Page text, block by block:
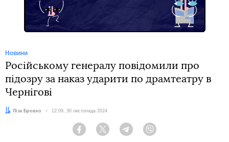
Новини
Російському генералу повідомили про
підозру за наказ ударити по драмтеатру в
Чернігові
Автор:
Ліза Бровко Дата:
12:09, 30 листопада 2024
Facebook Twitter Telegram